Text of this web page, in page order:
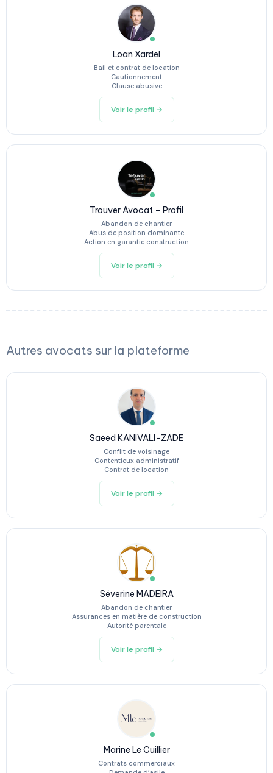
Loan Xardel
Bail et contrat de location
Cautionnement
Clause abusive
Voir le profil →
Trouver Avocat – Profil
Abandon de chantier
Abus de position dominante
Action en garantie construction
Voir le profil →
Autres avocats sur la plateforme
Saeed KANIVALI-ZADE
Conflit de voisinage
Contentieux administratif
Contrat de location
Voir le profil →
Séverine MADEIRA
Abandon de chantier
Assurances en matière de construction
Autorité parentale
Voir le profil →
Marine Le Cuillier
Contrats commerciaux